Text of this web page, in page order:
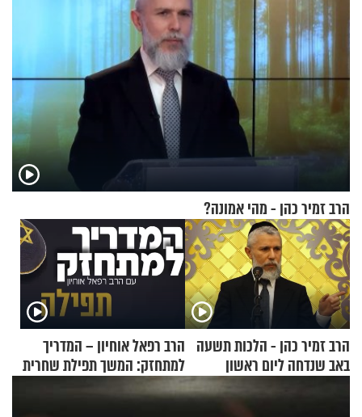
הרב זמיר כהן - מהי אמונה?
הרב זמיר כהן - הלכות תשעה
באב שנדחה ליום ראשון
הרב רפאל אוחיון – המדריך
למתחזק: המשך תפילת שחרית
מאשרי ועד עלינו